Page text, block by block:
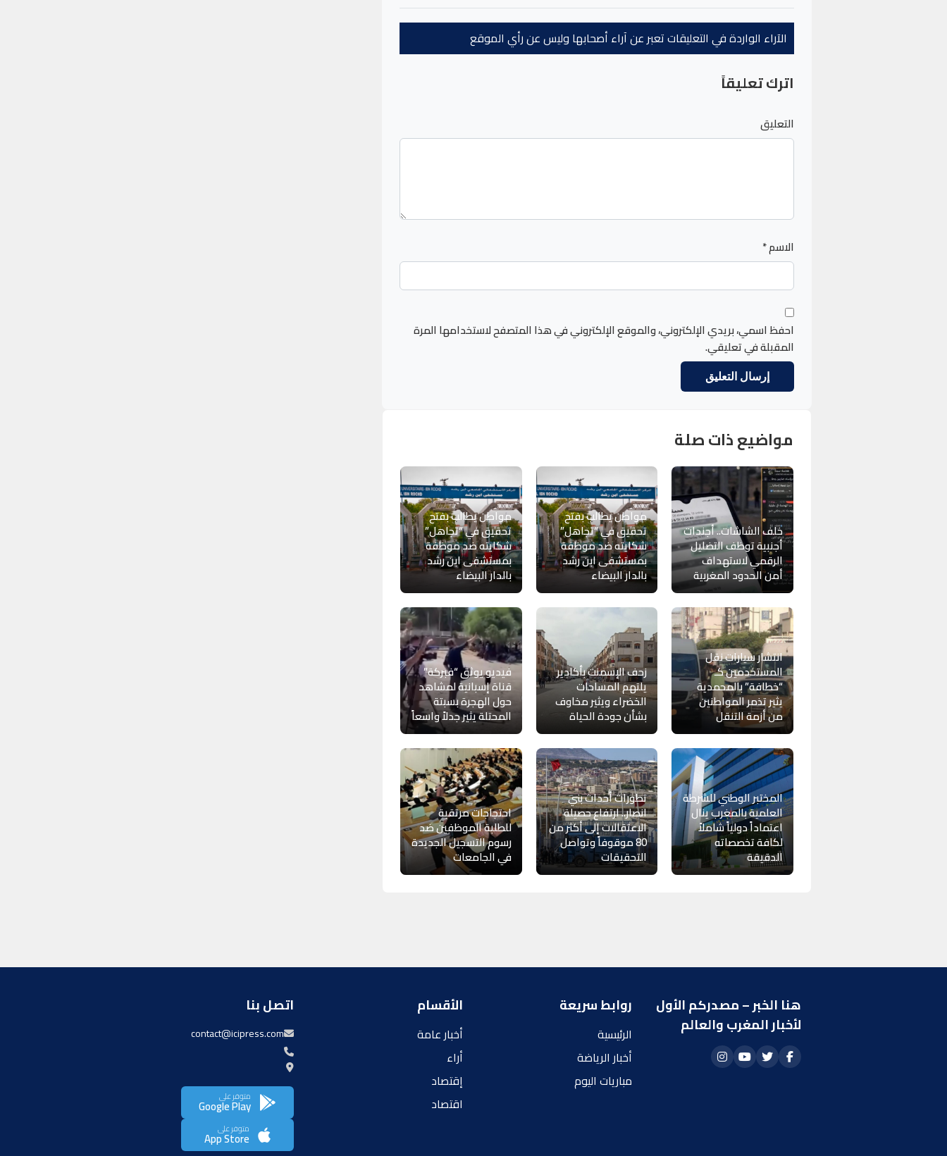
الآراء الواردة في التعليقات تعبر عن آراء أصحابها وليس عن رأي الموقع
اترك تعليقاً
التعليق
الاسم*
احفظ اسمي، بريدي الإلكتروني، والموقع الإلكتروني في هذا المتصفح لاستخدامها المرة
المقبلة في تعليقي.
مواضيع ذات صلة
خلف الشاشات.. أجندات
أجنبية توظف التضليل
الرقمي لاستهداف
أمن الحدود المغربية
مواطن يطالب بفتح
تحقيق في “تجاهل”
شكايته ضد موظفة
بمستشفى ابن رشد
بالدار البيضاء
مواطن يطالب بفتح
تحقيق في “تجاهل”
شكايته ضد موظفة
بمستشفى ابن رشد
بالدار البيضاء
انتشار سيارات نقل
المستخدمين كـ
“خطافة” بالمحمدية
يثير تذمر المواطنين
من أزمة التنقل
زحف الإسمنت بأكادير
يلتهم المساحات
الخضراء ويثير مخاوف
بشأن جودة الحياة
فيديو يوثق “فبركة”
قناة إسبانية لمشاهد
حول الهجرة بسبتة
المحتلة يثير جدلاً واسعاً
المختبر الوطني للشرطة
العلمية بالمغرب ينال
اعتماداً دولياً شاملاً
لكافة تخصصاته
الدقيقة
تطورات أحداث بني
انصار.. ارتفاع حصيلة
الاعتقالات إلى أكثر من
80 موقوفاً وتواصل
التحقيقات
احتجاجات مرتقبة
للطلبة الموظفين ضد
رسوم التسجيل الجديدة
في الجامعات
هنا الخبر – مصدركم الأول
لأخبار المغرب والعالم
روابط سريعة
الرئيسية
أخبار الرياضة
مباريات اليوم
الأقسام
أخبار عامة
أراء
إقتصاد
اقتصاد
اتصل بنا
contact@icipress.com
متوفر على
Google Play
متوفر على
App Store